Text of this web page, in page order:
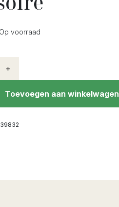
Op voorraad
+
Toevoegen aan winkelwagen